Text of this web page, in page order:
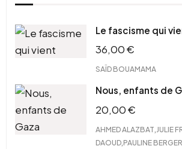
Le fascisme qui
36,00€
SAÏD BOUAMAMA
Nous, enfants de
20,00€
AHMED ALAZBAT JULIE
DAOUD PAULINE BERGER